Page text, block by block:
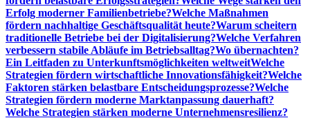
Erfolg moderner Familienbetriebe?Welche Maßnahmen
fördern nachhaltige Geschäftsqualität heute?Warum scheitern
traditionelle Betriebe bei der Digitalisierung?Welche Verfahren
verbessern stabile Abläufe im Betriebsalltag?Wo übernachten?
Ein Leitfaden zu Unterkunftsmöglichkeiten weltweitWelche
Strategien fördern wirtschaftliche Innovationsfähigkeit?Welche
Faktoren stärken belastbare Entscheidungsprozesse?Welche
Strategien fördern moderne Marktanpassung dauerhaft?
Welche Strategien stärken moderne Unternehmensresilienz?